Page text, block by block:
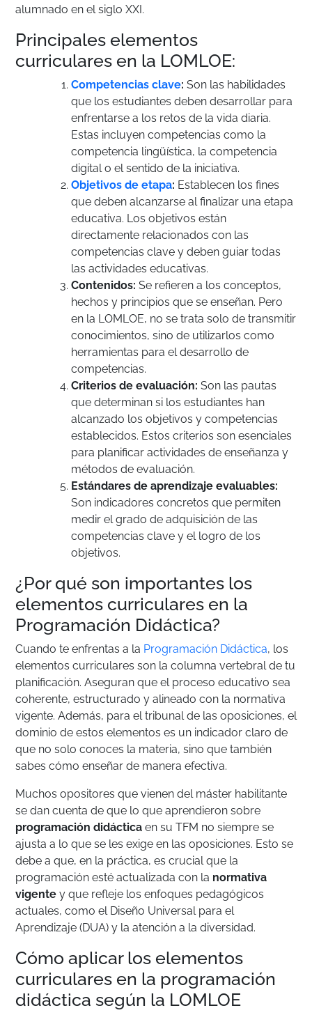
alumnado en el siglo XXI.
Principales elementos
curriculares en la LOMLOE:
Competencias clave: Son las habilidades
que los estudiantes deben desarrollar para
enfrentarse a los retos de la vida diaria.
Estas incluyen competencias como la
competencia lingüística, la competencia
digital o el sentido de la iniciativa.
Objetivos de etapa: Establecen los fines
que deben alcanzarse al finalizar una etapa
educativa. Los objetivos están
directamente relacionados con las
competencias clave y deben guiar todas
las actividades educativas.
Contenidos: Se refieren a los conceptos,
hechos y principios que se enseñan. Pero
en la LOMLOE, no se trata solo de transmitir
conocimientos, sino de utilizarlos como
herramientas para el desarrollo de
competencias.
Criterios de evaluación: Son las pautas
que determinan si los estudiantes han
alcanzado los objetivos y competencias
establecidos. Estos criterios son esenciales
para planificar actividades de enseñanza y
métodos de evaluación.
Estándares de aprendizaje evaluables:
Son indicadores concretos que permiten
medir el grado de adquisición de las
competencias clave y el logro de los
objetivos.
¿Por qué son importantes los
elementos curriculares en la
Programación Didáctica?
Cuando te enfrentas a la Programación Didáctica, los
elementos curriculares son la columna vertebral de tu
planificación. Aseguran que el proceso educativo sea
coherente, estructurado y alineado con la normativa
vigente. Además, para el tribunal de las oposiciones, el
dominio de estos elementos es un indicador claro de
que no solo conoces la materia, sino que también
sabes cómo enseñar de manera efectiva.
Muchos opositores que vienen del máster habilitante
se dan cuenta de que lo que aprendieron sobre
programación didáctica en su TFM no siempre se
ajusta a lo que se les exige en las oposiciones. Esto se
debe a que, en la práctica, es crucial que la
programación esté actualizada con la normativa
vigente y que refleje los enfoques pedagógicos
actuales, como el Diseño Universal para el
Aprendizaje (DUA) y la atención a la diversidad.
Cómo aplicar los elementos
curriculares en la programación
didáctica según la LOMLOE